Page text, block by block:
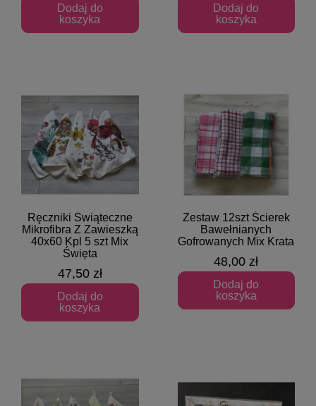
Dodaj do
koszyka
Dodaj do
koszyka
Szybki podgląd
Ręczniki Świąteczne
Mikrofibra Z Zawieszką
40x60 Kpl 5 szt Mix
Święta
47,50 zł
Dodaj do
koszyka
Szybki podgląd
Zestaw 12szt Ścierek
Bawełnianych
Gofrowanych Mix Krata
48,00 zł
Dodaj do
koszyka